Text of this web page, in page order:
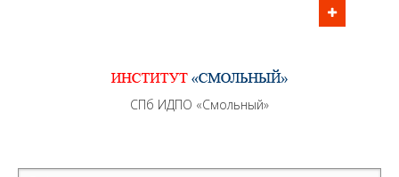
перерывов в рабочие дни с 9:00 до 21:00 МСК
MAX +7 (981) 190-30-30
mail@institutsmolnyj.ru
СПб ИДПО «Смольный»